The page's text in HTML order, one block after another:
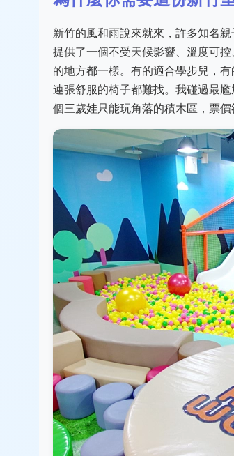
新竹的風和雨說來就來，許多知名
提供了一個不受天候影響、溫度可
的地方都一樣。有的適合學步兒，
連張舒服的椅子都難找。我碰過最
個三歲娃只能玩角落的積木區，票